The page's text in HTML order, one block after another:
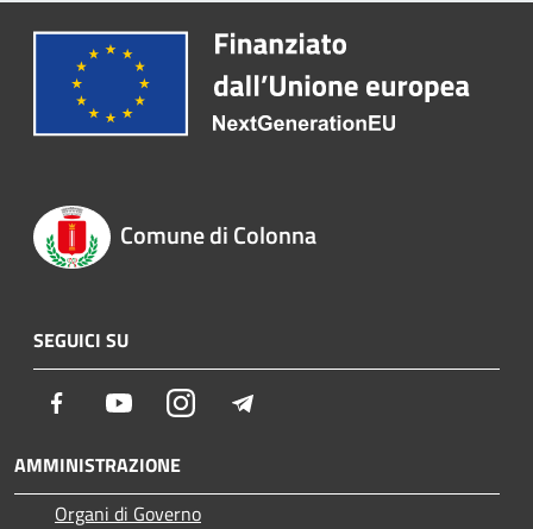
Comune di Colonna
SEGUICI SU
Facebook YoutubeInstagram
AMMINISTRAZIONE
Organi di Governo